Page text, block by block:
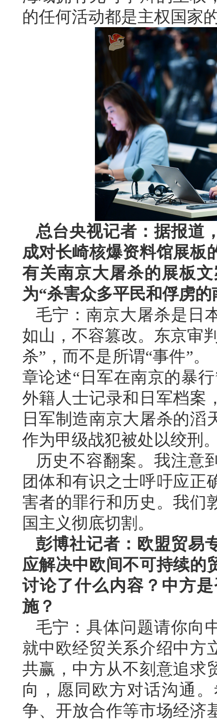
的任何活动都是主权国家
总台央视记者：据报道
成对长崎核爆资料馆展板
有关南京大屠杀的展板
为“杀害众多平民和俘虏
毛宁：南京大屠杀是日
如山，不容篡改。东京审
杀”，而不是所谓“事件”
章论述“日军在南京的暴
外籍人士记录和日军档案
日军制造南京大屠杀的滔
作为甲级战犯被处以绞刑
历史不容翻案。我注意
团体和有识之士呼吁应正
害者的罪行和历史。我们
国主义彻底切割。
彭博社记者：欧盟贸易
应解决中欧间不可持续的
讨论了什么内容？中方
施？
毛宁：具体问题请你向
就中欧经贸关系介绍中方
共赢，中方从不刻意追求
向，愿同欧方对话沟通
争、开放合作等市场经济